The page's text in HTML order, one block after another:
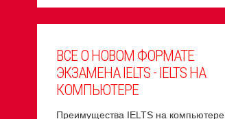
ВСЕ О НОВОМ ФОРМАТЕ
ЭКЗАМЕНА IELTS - IELTS НА
КОМПЬЮТЕРЕ
Преимущества IELTS на компьютере,